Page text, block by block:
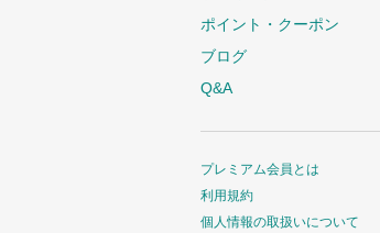
ポイント・クーポン
ブログ
Q&A
プレミアム会員とは
利用規約
個人情報の取扱いについて